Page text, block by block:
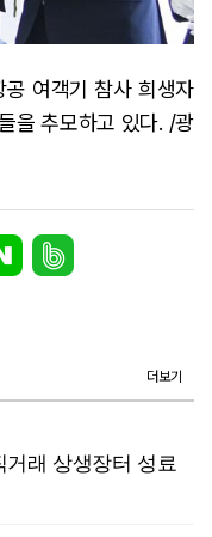
여객기 참사 희생자
을 추모하고 있다. /광
더보기
래 상생장터 성료